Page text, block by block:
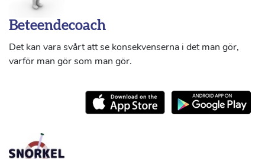
Beteendecoach
Det kan vara svårt att se konsekvenserna i det man gör,
varför man gör som man gör.